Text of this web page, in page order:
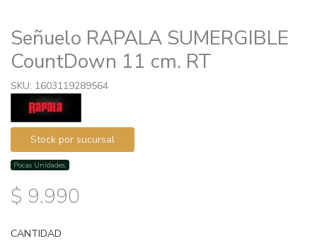
Señuelo RAPALA SUMERGIBLE
CountDown 11 cm. RT
SKU: 1603119289564
Stock por sucursal
Pocas Unidades.
$ 9.990
CANTIDAD